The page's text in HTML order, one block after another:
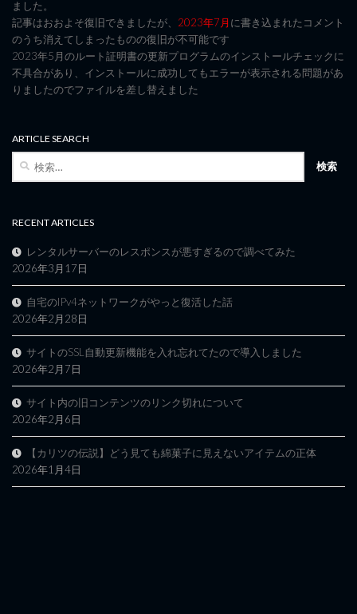
ました。
記事はおおよそ復旧できましたが、 2023年7月に書き込まれたコメント
のうち消えてしまったものの復旧が不可能です
2023年5月のルート証明書の更新プログラムのインストールチェックに
不具合があり、インストールに成功してもエラーが表示される問題があ
りましたのでファイルを差し替えました
ARTICLE SEARCH
RECENT ARTICLES
レンタルサーバーのレスポンスが悪すぎるので調べてみた
2026年3月17日
自宅のIPv4ネットワークがやっと復活した話
2026年2月28日
サイトのSSL自動更新機能を入れ忘れてたので導入しました
2026年2月7日
サイト内の旧コンテンツのリンク切れについて
2026年2月6日
【カリツの伝説】どう見ても綿菓子に見えないアイテムの正体
2026年1月4日